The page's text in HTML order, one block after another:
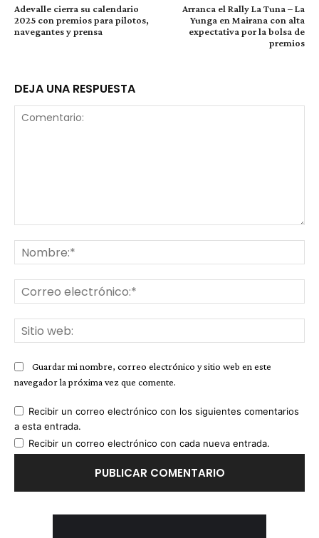
Adevalle cierra su calendario
2025 con premios para pilotos,
navegantes y prensa
Arranca el Rally La Tuna – La
Yunga en Mairana con alta
expectativa por la bolsa de
premios
DEJA UNA RESPUESTA
Guardar mi nombre, correo electrónico y sitio web en este
navegador la próxima vez que comente.
Recibir un correo electrónico con los siguientes comentarios
a esta entrada.
Recibir un correo electrónico con cada nueva entrada.